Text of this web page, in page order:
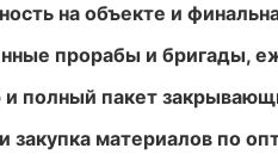
на объекте и
прорабы и бригады,
и полный пакет
закупка материалов по